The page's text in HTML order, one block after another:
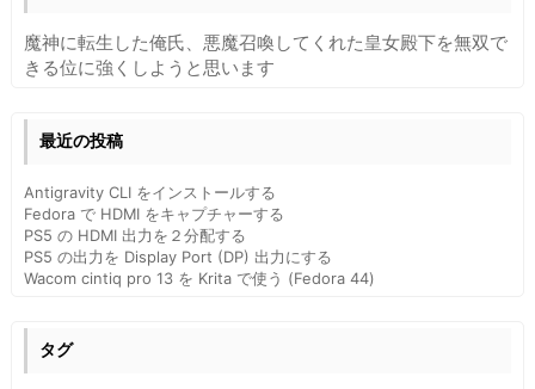
魔神に転生した俺氏、悪魔召喚してくれた皇女殿下を無双で
きる位に強くしようと思います
最近の投稿
Antigravity CLI をインストールする
Fedora で HDMI をキャプチャーする
PS5 の HDMI 出力を２分配する
PS5 の出力を Display Port (DP) 出力にする
Wacom cintiq pro 13 を Krita で使う (Fedora 44)
タグ